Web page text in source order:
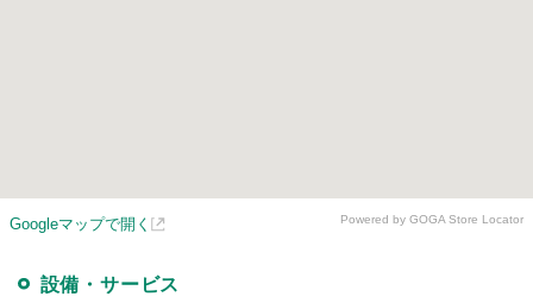
Googleマップで開く Powered by GOGA Store Locator
設備・サービス